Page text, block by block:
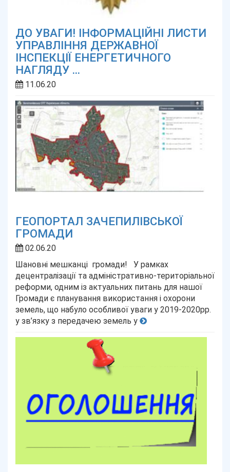
ДО УВАГИ! ІНФОРМАЦІЙНІ ЛИСТИ
УПРАВЛІННЯ ДЕРЖАВНОЇ
ІНСПЕКЦІЇ ЕНЕРГЕТИЧНОГО
НАГЛЯДУ ...
11.06.20
ГЕОПОРТАЛ ЗАЧЕПИЛІВСЬКОЇ
ГРОМАДИ
02.06.20
Шановні мешканці громади! У рамках
децентралізації та адміністративно-територіальної
реформи, одним із актуальних питань для нашої
Громади є планування використання і охорони
земель, що набуло особливої уваги у 2019-2020рр.
у зв’язку з передачею земель у